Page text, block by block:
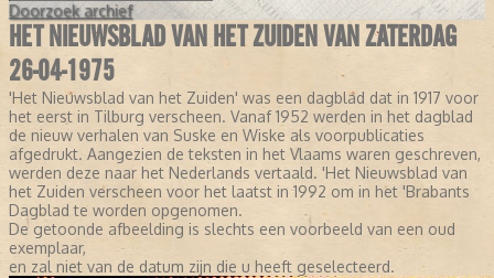
Doorzoek archief
HET NIEUWSBLAD VAN HET ZUIDEN VAN ZATERDAG
26-04-1975
'Het Nieuwsblad van het Zuiden' was een dagblad dat in 1917 voor
het eerst in Tilburg verscheen. Vanaf 1952 werden in het dagblad
de nieuw verhalen van Suske en Wiske als voorpublicaties
afgedrukt. Aangezien de teksten in het Vlaams waren geschreven,
werden deze naar het Nederlands vertaald. 'Het Nieuwsblad van
het Zuiden verscheen voor het laatst in 1992 om in het 'Brabants
Dagblad te worden opgenomen.
De getoonde afbeelding is slechts een voorbeeld van een oud
exemplaar,
en zal niet van de datum zijn die u heeft geselecteerd.